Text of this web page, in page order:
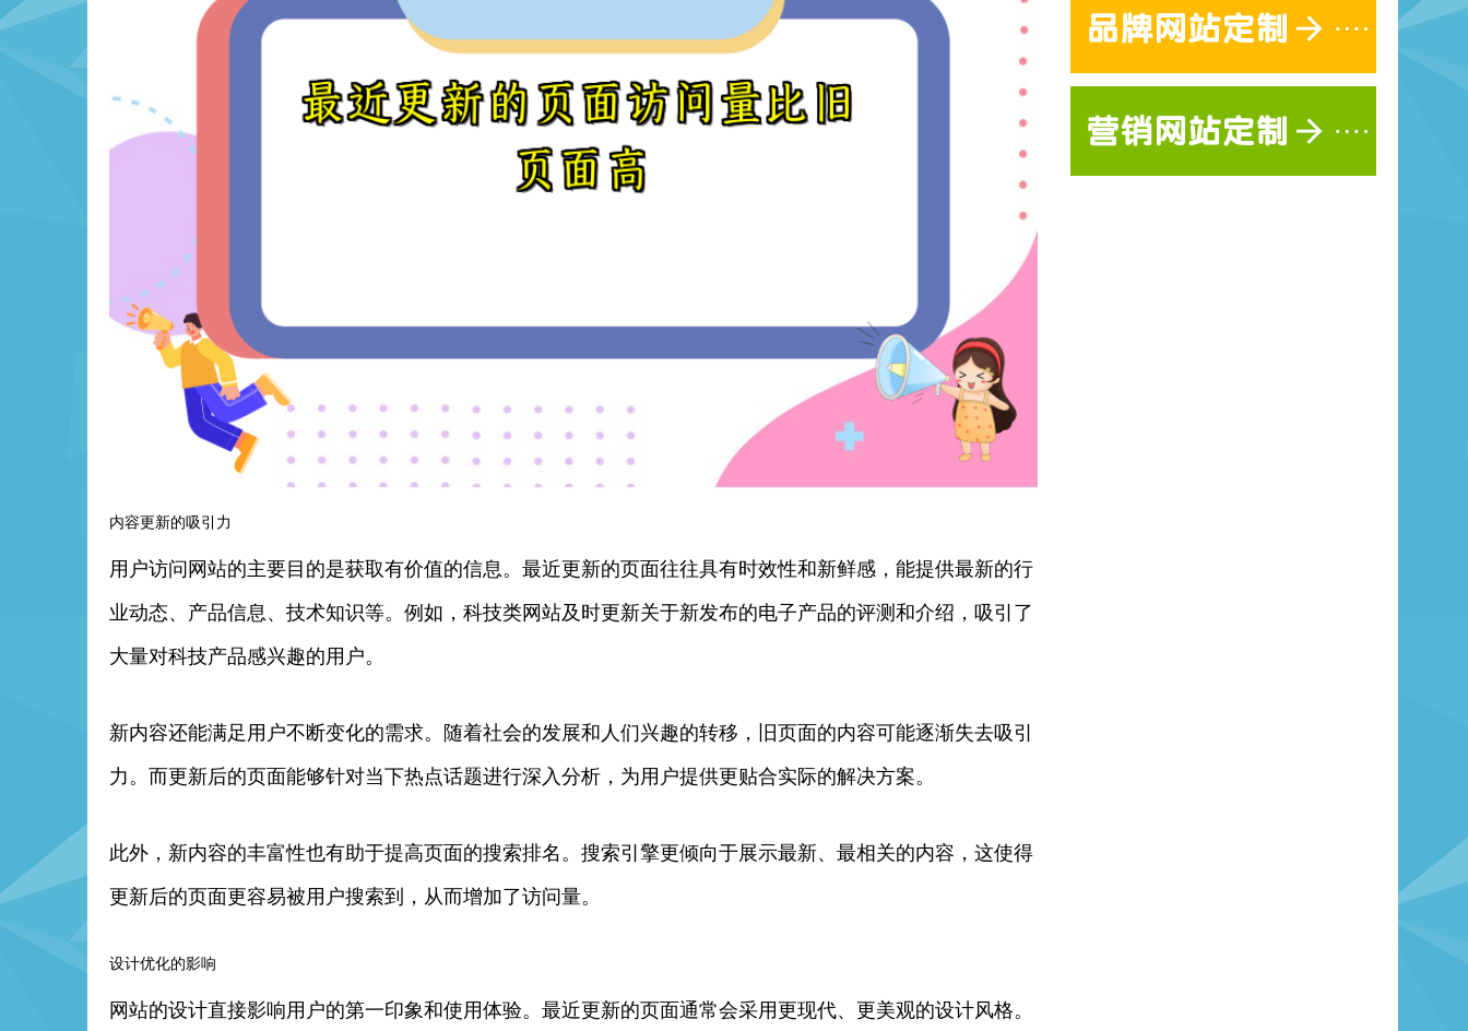
内容更新的吸引力
用户访问网站的主要目的是获取有价值的信息。最近更新的页面往往具有时效性和新鲜感，能提供最新的行
业动态、产品信息、技术知识等。例如，科技类网站及时更新关于新发布的电子产品的评测和介绍，吸引了
大量对科技产品感兴趣的用户。
新内容还能满足用户不断变化的需求。随着社会的发展和人们兴趣的转移，旧页面的内容可能逐渐失去吸引
力。而更新后的页面能够针对当下热点话题进行深入分析，为用户提供更贴合实际的解决方案。
此外，新内容的丰富性也有助于提高页面的搜索排名。搜索引擎更倾向于展示最新、最相关的内容，这使得
更新后的页面更容易被用户搜索到，从而增加了访问量。
设计优化的影响
网站的设计直接影响用户的第一印象和使用体验。最近更新的页面通常会采用更现代、更美观的设计风格。